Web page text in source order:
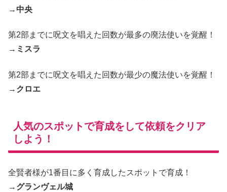
→ 中央
第2部までに呪文を唱えた回数が最多の廃法使いを覚醒！
→ ミスラ
第2部までに呪文を唱えた回数が最少の魔法使いを覚醒！
→ クロエ
人気のスポットで育成をして依頼をクリア
しよう！
全賢者様が1番目に多く育成したスポットで育成！
→ グランヴェル城